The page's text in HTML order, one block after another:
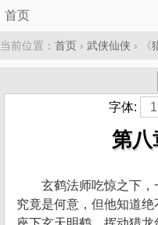
首页
当前位置： 首页 › 武侠仙侠 › 《
字体:
第八
玄鹤法师吃惊之下
究竟是何意，但他知道